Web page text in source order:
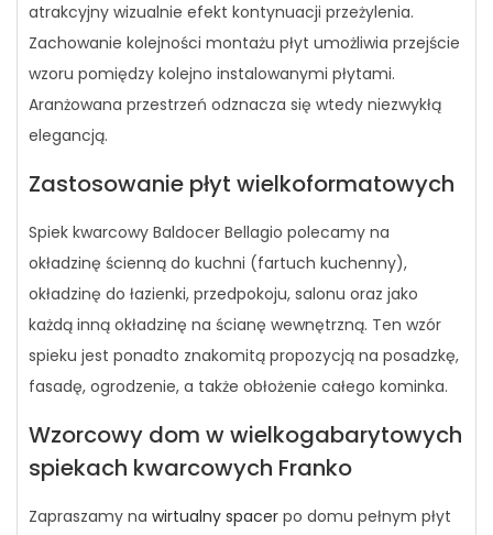
atrakcyjny wizualnie efekt kontynuacji przeżylenia.
Zachowanie kolejności montażu płyt umożliwia przejście
wzoru pomiędzy kolejno instalowanymi płytami.
Aranżowana przestrzeń odznacza się wtedy niezwykłą
elegancją.
Zastosowanie płyt wielkoformatowych
Spiek kwarcowy Baldocer Bellagio polecamy na
okładzinę ścienną do kuchni (fartuch kuchenny),
okładzinę do łazienki, przedpokoju, salonu oraz jako
każdą inną okładzinę na ścianę wewnętrzną. Ten wzór
spieku jest ponadto znakomitą propozycją na posadzkę,
fasadę, ogrodzenie, a także obłożenie całego kominka.
Wzorcowy dom w wielkogabarytowych
spiekach kwarcowych Franko
Zapraszamy na wirtualny spacer po domu pełnym płyt